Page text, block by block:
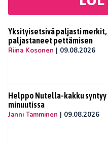
Yksityisetsivä paljasti
paljastaneet pettämisen
Riina Kosonen | 09.08.2026
Helppo Nutella-kakku syntyy
minuutissa
Janni Tamminen | 09.08.2026